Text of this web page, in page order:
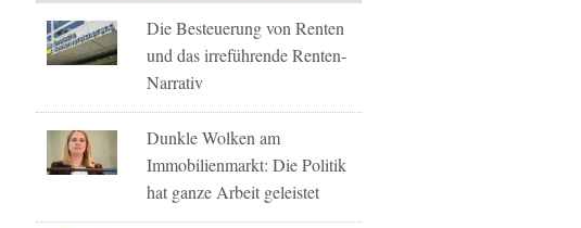
Die Besteuerung von Renten
und das irreführende Renten-
Narrativ
Dunkle Wolken am
Immobilienmarkt: Die Politik
hat ganze Arbeit geleistet